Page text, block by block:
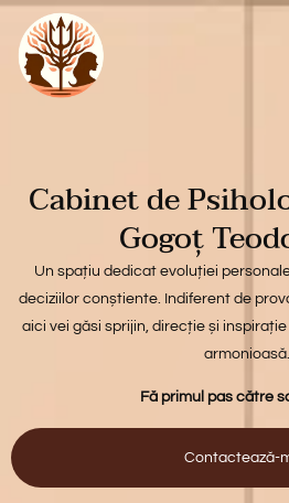
Cabinet de
Gogoț
Un spațiu dedicat evoluției
deciziilor conștiente. Indiferent de
aici vei găsi sprijin, direcție și
armonioasă.
Fă primul pas către
Contactează-